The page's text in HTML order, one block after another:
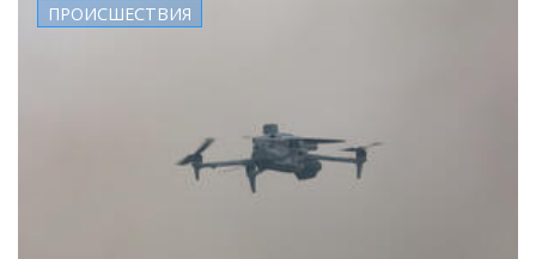
ПРОИСШЕСТВИЯ